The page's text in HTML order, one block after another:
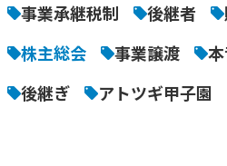
事業承継税制
後継者
株主総会
事業譲渡
後継ぎ
アトツギ甲子園